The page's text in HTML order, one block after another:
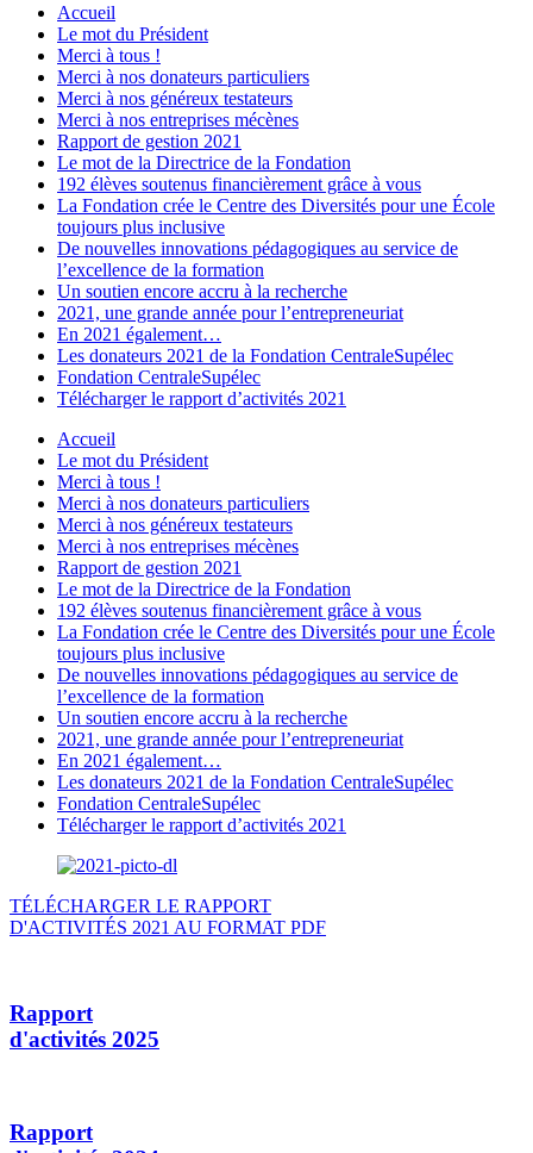
Accueil
Le mot du Président
Merci à tous !
Merci à nos donateurs particuliers
Merci à nos généreux testateurs
Merci à nos entreprises mécènes
Rapport de gestion 2021
Le mot de la Directrice de la Fondation
192 élèves soutenus financièrement grâce à vous
La Fondation crée le Centre des Diversités pour une École
toujours plus inclusive
De nouvelles innovations pédagogiques au service de
l’excellence de la formation
Un soutien encore accru à la recherche
2021, une grande année pour l’entrepreneuriat
En 2021 également…
Les donateurs 2021 de la Fondation CentraleSupélec
Fondation CentraleSupélec
Télécharger le rapport d’activités 2021
Accueil
Le mot du Président
Merci à tous !
Merci à nos donateurs particuliers
Merci à nos généreux testateurs
Merci à nos entreprises mécènes
Rapport de gestion 2021
Le mot de la Directrice de la Fondation
192 élèves soutenus financièrement grâce à vous
La Fondation crée le Centre des Diversités pour une École
toujours plus inclusive
De nouvelles innovations pédagogiques au service de
l’excellence de la formation
Un soutien encore accru à la recherche
2021, une grande année pour l’entrepreneuriat
En 2021 également…
Les donateurs 2021 de la Fondation CentraleSupélec
Fondation CentraleSupélec
Télécharger le rapport d’activités 2021
TÉLÉCHARGER LE RAPPORT
D'ACTIVITÉS 2021 AU FORMAT PDF
Rapport
d'activités 2025
Rapport